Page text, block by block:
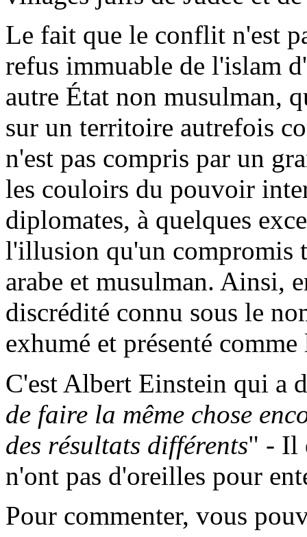
Le fait que le conflit n'est
refus immuable de l'islam
autre État non musulman,
sur un territoire autrefois
n'est pas compris par un
les couloirs du pouvoir
diplomates, à quelques
l'illusion qu'un compromis
arabe et musulman. Ainsi,
discrédité connu sous le
exhumé et présenté
C'est Albert Einstein qui a
de faire la même chose
des résultats différents" - Il
n'ont pas d'oreilles pour
Pour commenter, vous